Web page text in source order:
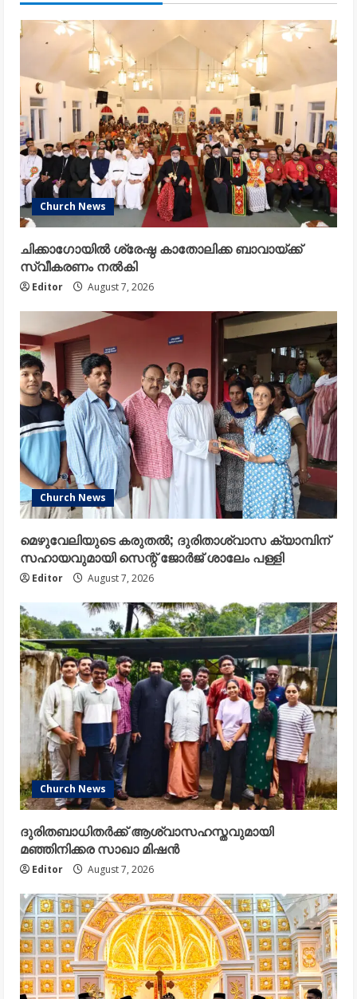
Church News
ചിക്കാഗോയിൽ ശ്രേഷ്ഠ കാതോലിക്ക ബാവായ്ക്ക്
സ്വീകരണം നൽകി
Editor August 7, 2026
Church News
മെഴുവേലിയുടെ കരുതൽ; ദുരിതാശ്വാസ ക്യാമ്പിന്
സഹായവുമായി സെന്റ് ജോർജ് ശാലേം പള്ളി
Editor August 7, 2026
Church News
ദുരിതബാധിതർക്ക് ആശ്വാസഹസ്തവുമായി
മഞ്ഞിനിക്കര സാഖാ മിഷൻ
Editor August 7, 2026